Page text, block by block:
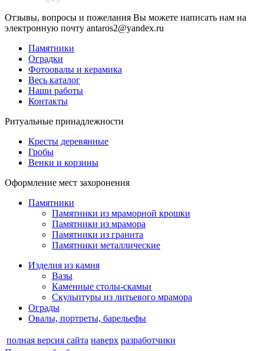
Отзывы, вопросы и пожелания Вы можете написать нам на
электронную почту antaros2@yandex.ru
Памятники
Оградки
Фотоовалы и керамика
Весь каталог
Наши работы
Контакты
Ритуальные принадлежности
Кресты деревянные
Гробы
Венки и корзины
Оформление мест захоронения
Памятники
Памятники из мраморной крошки
Памятники из мрамора
Памятники из гранита
Памятники металлические
Изделия из камня
Вазы
Каменные столы-скамьи
Скульптуры из литьевого мрамора
Ограды
Овалы, портреты, барельефы
полная версия сайта наверх разработчики